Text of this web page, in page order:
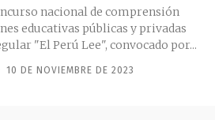
nacional de comprensión
educativas públicas y privadas
"El Perú Lee", convocado por...
10 DE NOVIEMBRE DE 2023